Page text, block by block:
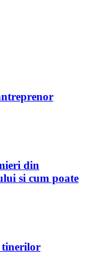
din
si cum poate
tinerilor